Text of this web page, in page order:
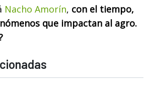
Nacho Amorín, con el tiempo,
que impactan al agro.